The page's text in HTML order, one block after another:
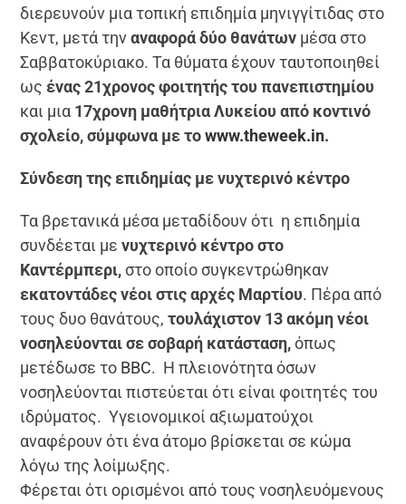
διερευνούν μια τοπική επιδημία μηνιγγίτιδας στο
Κεντ, μετά τηναναφορά δύο θανάτων μέσα στο
Σαββατοκύριακο. Τα θύματα έχουν ταυτοποιηθεί
ως ένας 21χρονος φοιτητής του πανεπιστημίου
και μια 17χρονη μαθήτρια Λυκείου από κοντινό
σχολείο, σύμφωνα με τοwww.theweek.in.
Σύνδεση της επιδημίας με νυχτερινό κέντρο
Τα βρετανικά μέσα μεταδίδουν ότι η επιδημία
συνδέεται μενυχτερινό κέντρο στο
Καντέρμπερι, στο οποίο συγκεντρώθηκαν
εκατοντάδες νέοι στις αρχές Μαρτίου. Πέρα από
τους δυο θανάτους,τουλάχιστον 13 ακόμη νέοι
νοσηλεύονται σε σοβαρή κατάσταση,όπως
μετέδωσε το BBC. Η πλειονότητα όσων
νοσηλεύονται πιστεύεται ότι είναι φοιτητές του
ιδρύματος. Υγειονομικοί αξιωματούχοι
αναφέρουν ότι ένα άτομο βρίσκεται σε κώμα
λόγω της λοίμωξης.
Φέρεται ότι ορισμένοι από τους νοσηλευόμενους